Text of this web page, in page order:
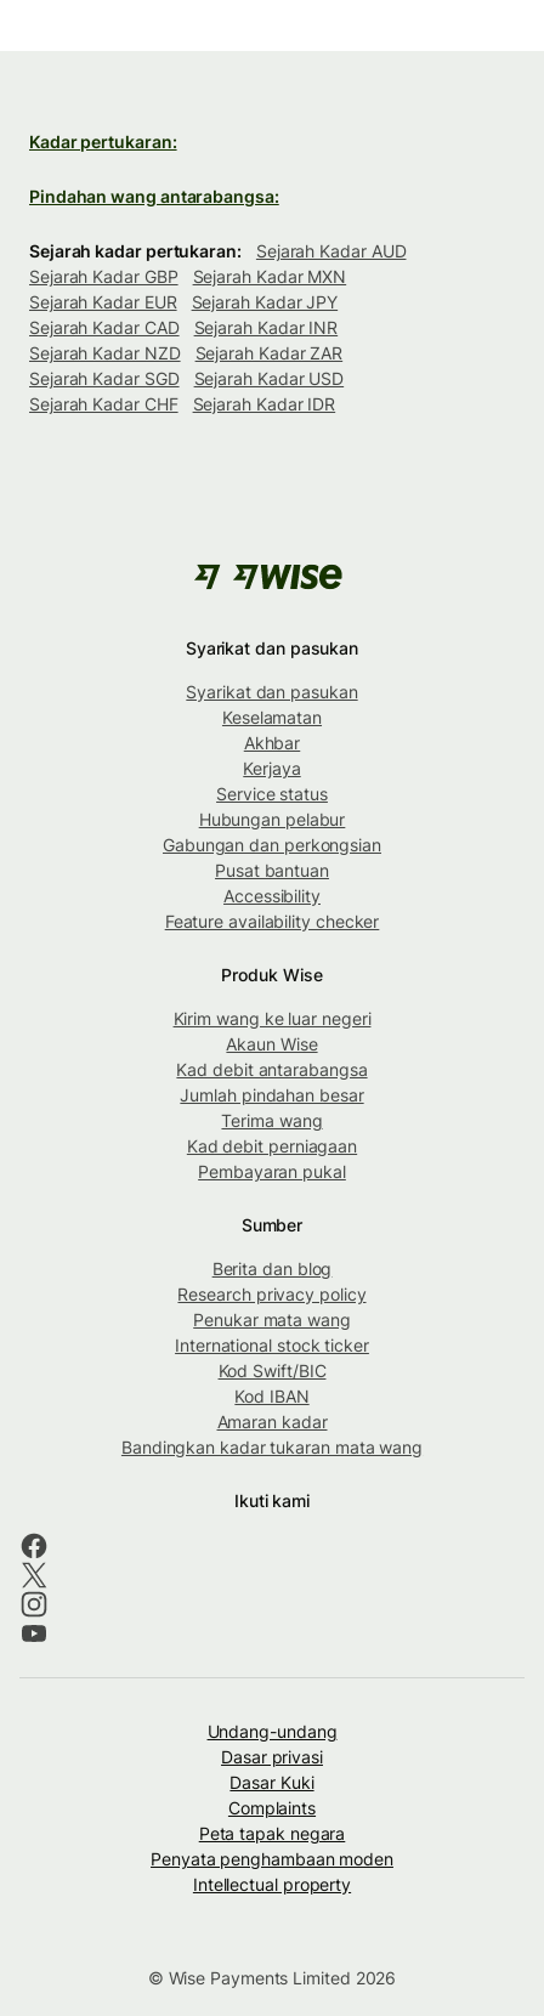
Kadar pertukaran:
Pindahan wang antarabangsa:
Sejarah kadar pertukaran:
Sejarah Kadar AUD
Sejarah Kadar GBP
Sejarah Kadar MXN
Sejarah Kadar EUR
Sejarah Kadar JPY
Sejarah Kadar CAD
Sejarah Kadar INR
Sejarah Kadar NZD
Sejarah Kadar ZAR
Sejarah Kadar SGD
Sejarah Kadar USD
Sejarah Kadar CHF
Sejarah Kadar IDR
Syarikat dan pasukan
Syarikat dan pasukan
Keselamatan
Akhbar
Kerjaya
Service status
Hubungan pelabur
Gabungan dan perkongsian
Pusat bantuan
Accessibility
Feature availability checker
Produk Wise
Kirim wang ke luar negeri
Akaun Wise
Kad debit antarabangsa
Jumlah pindahan besar
Terima wang
Kad debit perniagaan
Pembayaran pukal
Sumber
Berita dan blog
Research privacy policy
Penukar mata wang
International stock ticker
Kod Swift/BIC
Kod IBAN
Amaran kadar
Bandingkan kadar tukaran mata wang
Ikuti kami
Undang-undang
Dasar privasi
Dasar Kuki
Complaints
Peta tapak negara
Penyata penghambaan moden
Intellectual property
© Wise Payments Limited 2026